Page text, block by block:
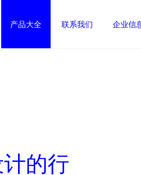
产品大全 联系我们 企业信
的行